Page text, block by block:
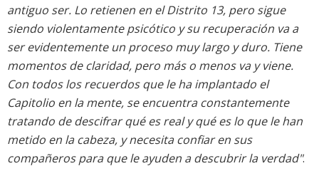
antiguo ser. Lo retienen en el Distrito 13, pero sigue
siendo violentamente psicótico y su recuperación va a
ser evidentemente un proceso muy largo y duro. Tiene
momentos de claridad, pero más o menos va y viene.
Con todos los recuerdos que le ha implantado el
Capitolio en la mente, se encuentra constantemente
tratando de descifrar qué es real y qué es lo que le han
metido en la cabeza, y necesita confiar en sus
compañeros para que le ayuden a descubrir la verdad".